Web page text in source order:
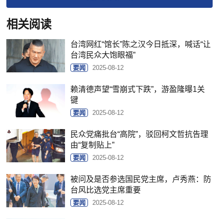
相关阅读
台湾网红“馆长”陈之汉今日抵深，喊话“让
台湾民众大饱眼福”
要闻 2025-08-12
赖清德声望“雪崩式下跌”，游盈隆曝1关
键
要闻 2025-08-12
民众党痛批台“高院”，驳回柯文哲抗告理
由“复制贴上”
要闻 2025-08-12
被问及是否参选国民党主席，卢秀燕：防
台风比选党主席重要
要闻 2025-08-12